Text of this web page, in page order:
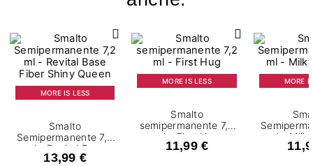
MORE IS LESS
Smalto
Semipermanente 7,2
ml - Revital Base
Fiber Shiny Queen
13,99 €
MORE IS LESS
Smalto
semipermanente 7,2
ml - First Hug
11,99 €
MORE
ml -